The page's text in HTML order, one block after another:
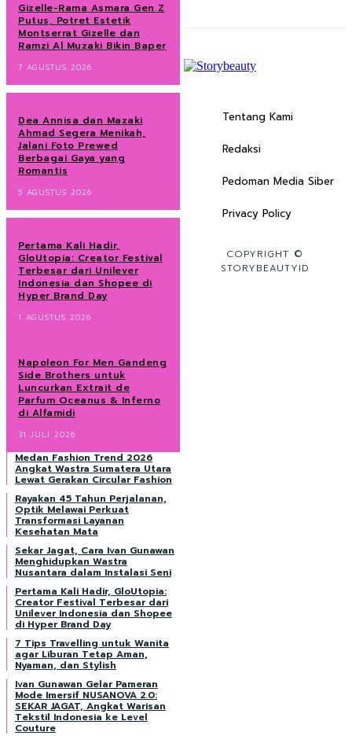
Gizelle-Rama Asmara Gen Z
Putus, Potret Estetik
Montserrat Gizelle dan
Ramzi Al Muzaki Bikin Baper
7 AGUSTUS 2026
Dea Annisa dan Mazaki
Ahmad Segera Menikah,
Jalani Foto Prewed
Berbagai Gaya yang
Romantis
5 AGUSTUS 2026
Pertama Kali Hadir,
GloUtopia: Creator Festival
Terbesar dari Unilever
Indonesia dan Shopee di
Hyper Brand Day
1 AGUSTUS 2026
Napoleon For Men Gandeng
Side Brothers untuk
Luncurkan Extrait de
Parfum Oceanus & Inferno
di Alfamidi
31 JULI 2026
Medan Fashion Trend 2026
Angkat Wastra Sumatera Utara
Lewat Gerakan Circular Fashion
Rayakan 45 Tahun Perjalanan,
Optik Melawai Perkuat
Transformasi Layanan
Kesehatan Mata
Sekar Jagat, Cara Ivan Gunawan
Menghidupkan Wastra
Nusantara dalam Instalasi Seni
Pertama Kali Hadir, GloUtopia:
Creator Festival Terbesar dari
Unilever Indonesia dan Shopee
di Hyper Brand Day
7 Tips Travelling untuk Wanita
agar Liburan Tetap Aman,
Nyaman, dan Stylish
Ivan Gunawan Gelar Pameran
Mode Imersif NUSANOVA 2.0:
SEKAR JAGAT, Angkat Warisan
Tekstil Indonesia ke Level
Couture
Tentang Kami
Redaksi
Pedoman Media Siber
Privacy Policy
COPYRIGHT ©
STORYBEAUTYID